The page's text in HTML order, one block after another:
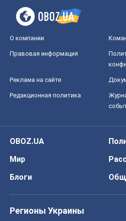
О компании
Правовая информация
Реклама на сайте
Редакционная политика
OBOZ.UA
Мир
Блоги
Регионы Украины